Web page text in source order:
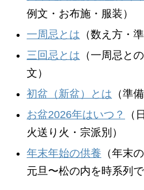
例文・お布施・服装）
一周忌とは （数え方・
三回忌とは （一周忌と
文）
初盆（新盆）とは （準
お盆2026年はいつ？
（
火送り火・宗派別）
年末年始の供養 （年末
元旦〜松の内を時系列で